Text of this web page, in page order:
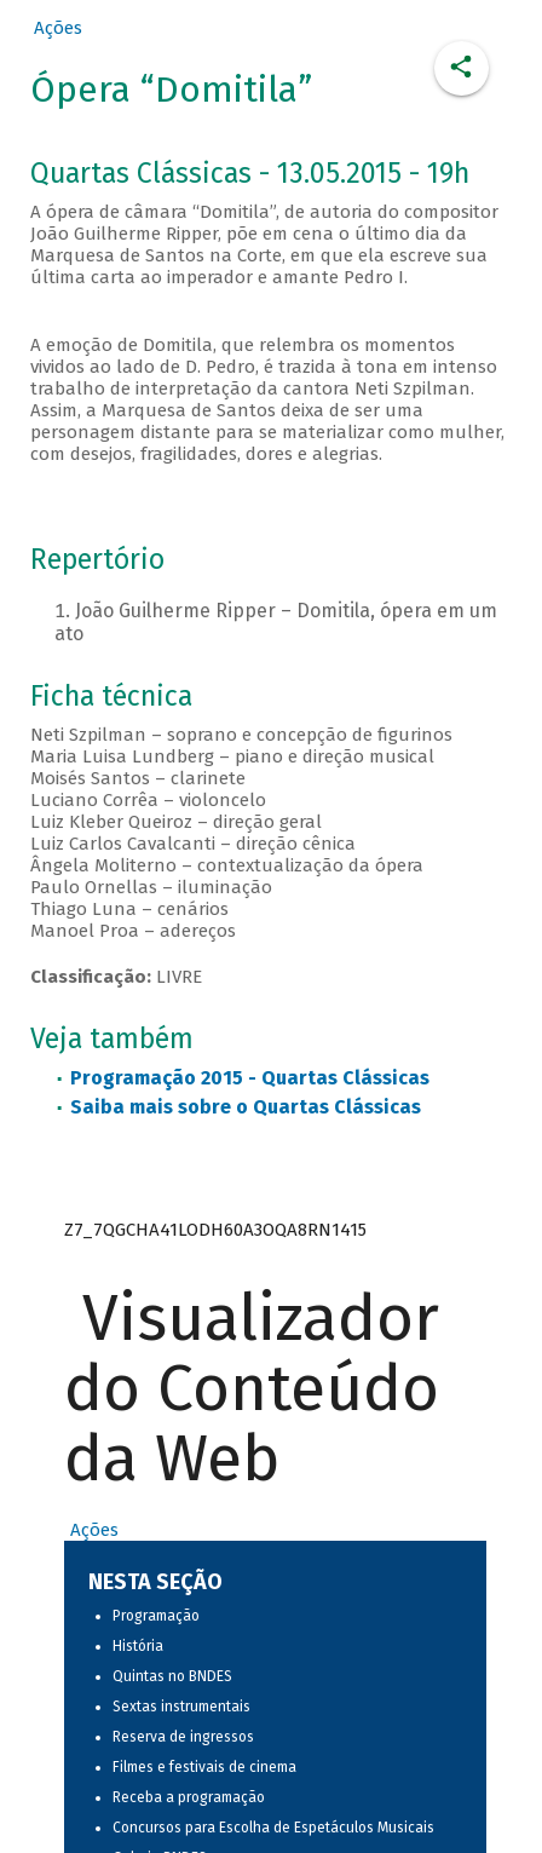
Ações
Ópera “Domitila”
Quartas Clássicas - 13.05.2015 - 19h
A ópera de câmara “Domitila”, de autoria do compositor
João Guilherme Ripper, põe em cena o último dia da
Marquesa de Santos na Corte, em que ela escreve sua
última carta ao imperador e amante Pedro I.
A emoção de Domitila, que relembra os momentos
vividos ao lado de D. Pedro, é trazida à tona em intenso
trabalho de interpretação da cantora Neti Szpilman.
Assim, a Marquesa de Santos deixa de ser uma
personagem distante para se materializar como mulher,
com desejos, fragilidades, dores e alegrias.
Repertório
João Guilherme Ripper – Domitila, ópera em um
ato
Ficha técnica
Neti Szpilman – soprano e concepção de figurinos
Maria Luisa Lundberg – piano e direção musical
Moisés Santos – clarinete
Luciano Corrêa – violoncelo
Luiz Kleber Queiroz – direção geral
Luiz Carlos Cavalcanti – direção cênica
Ângela Moliterno – contextualização da ópera
Paulo Ornellas – iluminação
Thiago Luna – cenários
Manoel Proa – adereços
Classificação:LIVRE
Veja também
Programação 2015 - Quartas Clássicas
Saiba mais sobre o Quartas Clássicas
Z7_7QGCHA41LODH60A3OQA8RN1415
Visualizador
do Conteúdo
da Web
Ações
NESTA SEÇÃO
Programação
História
Quintas no BNDES
Sextas instrumentais
Reserva de ingressos
Filmes e festivais de cinema
Receba a programação
Concursos para Escolha de Espetáculos Musicais